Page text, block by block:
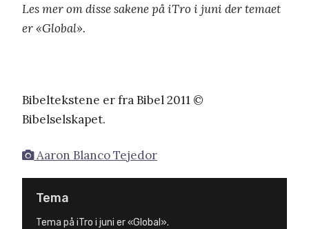
Les mer om disse sakene på iTro i juni der temaet
er «Global».
Bibeltekstene er fra Bibel 2011 ©
Bibelselskapet.
Aaron Blanco Tejedor
Tema
Tema på iTro i juni er «Global».